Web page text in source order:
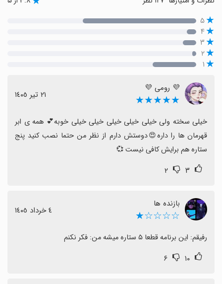
۵
۴
۳
۲
۱
💜 رومی 💜
★★★★★ ٢١ تیر ١٤٠٥
ستاره هم برایش کافی نیست 💞
۳ ۲
بازنده ها
☆☆☆☆★ ٤ خرداد ١٤٠٥
رفیقم: این برنامه قطعا ۵ ستاره میشه من: فکر نکنم
۱۰ ۶